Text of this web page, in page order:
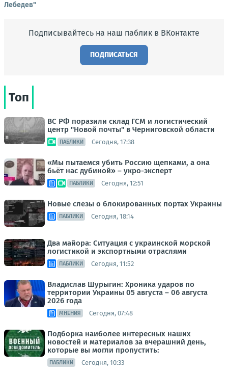
Лебедев"
Подписывайтесь на наш паблик в ВКонтакте
ПОДПИСАТЬСЯ
Топ
ВС РФ поразили склад ГСМ и логистический
центр "Новой почты" в Черниговской области
ПАБЛИКИ Сегодня, 17:38
«Мы пытаемся убить Россию щепками, а она
бьёт нас дубиной» – укро-эксперт
ПАБЛИКИ Сегодня, 12:51
Новые слезы о блокированных портах Украины
ПАБЛИКИ Сегодня, 18:14
Два майора: Ситуация с украинской морской
логистикой и экспортными отраслями
ПАБЛИКИ Сегодня, 11:52
Владислав Шурыгин: Хроника ударов по
территории Украины 05 августа – 06 августа
2026 года
МНЕНИЯ Сегодня, 07:48
Подборка наиболее интересных наших
новостей и материалов за вчерашний день,
которые вы могли пропустить:
ПАБЛИКИ Сегодня, 10:33